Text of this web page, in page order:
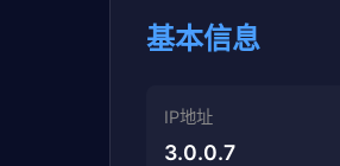
基本信息
IP地址
3.0.0.7